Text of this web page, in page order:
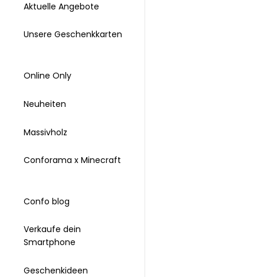
Aktuelle Angebote
Unsere Geschenkkarten
Online Only
Neuheiten
Massivholz
Conforama x Minecraft
Confo blog
Verkaufe dein
Smartphone
Geschenkideen